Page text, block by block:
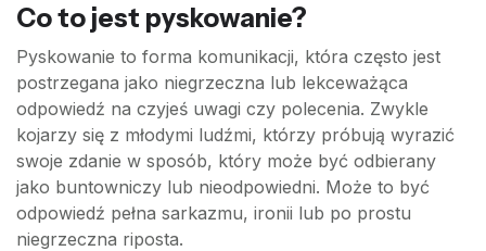
Co to jest pyskowanie?
Pyskowanie to forma komunikacji, która często jest
postrzegana jako niegrzeczna lub lekceważąca
odpowiedź na czyjeś uwagi czy polecenia. Zwykle
kojarzy się z młodymi ludźmi, którzy próbują wyrazić
swoje zdanie w sposób, który może być odbierany
jako buntowniczy lub nieodpowiedni. Może to być
odpowiedź pełna sarkazmu, ironii lub po prostu
niegrzeczna riposta.